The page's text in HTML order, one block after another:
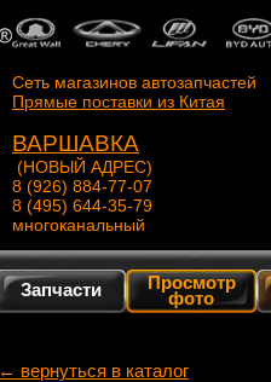
Сеть магазинов автозапчастей
Прямые поставки из Китая
ВАРШАВКА
(НОВЫЙ АДРЕС)
8 (926) 884-77-07
8 (495) 644-35-79
многоканальный
Запчасти Просмотр
фото
← вернуться в каталог